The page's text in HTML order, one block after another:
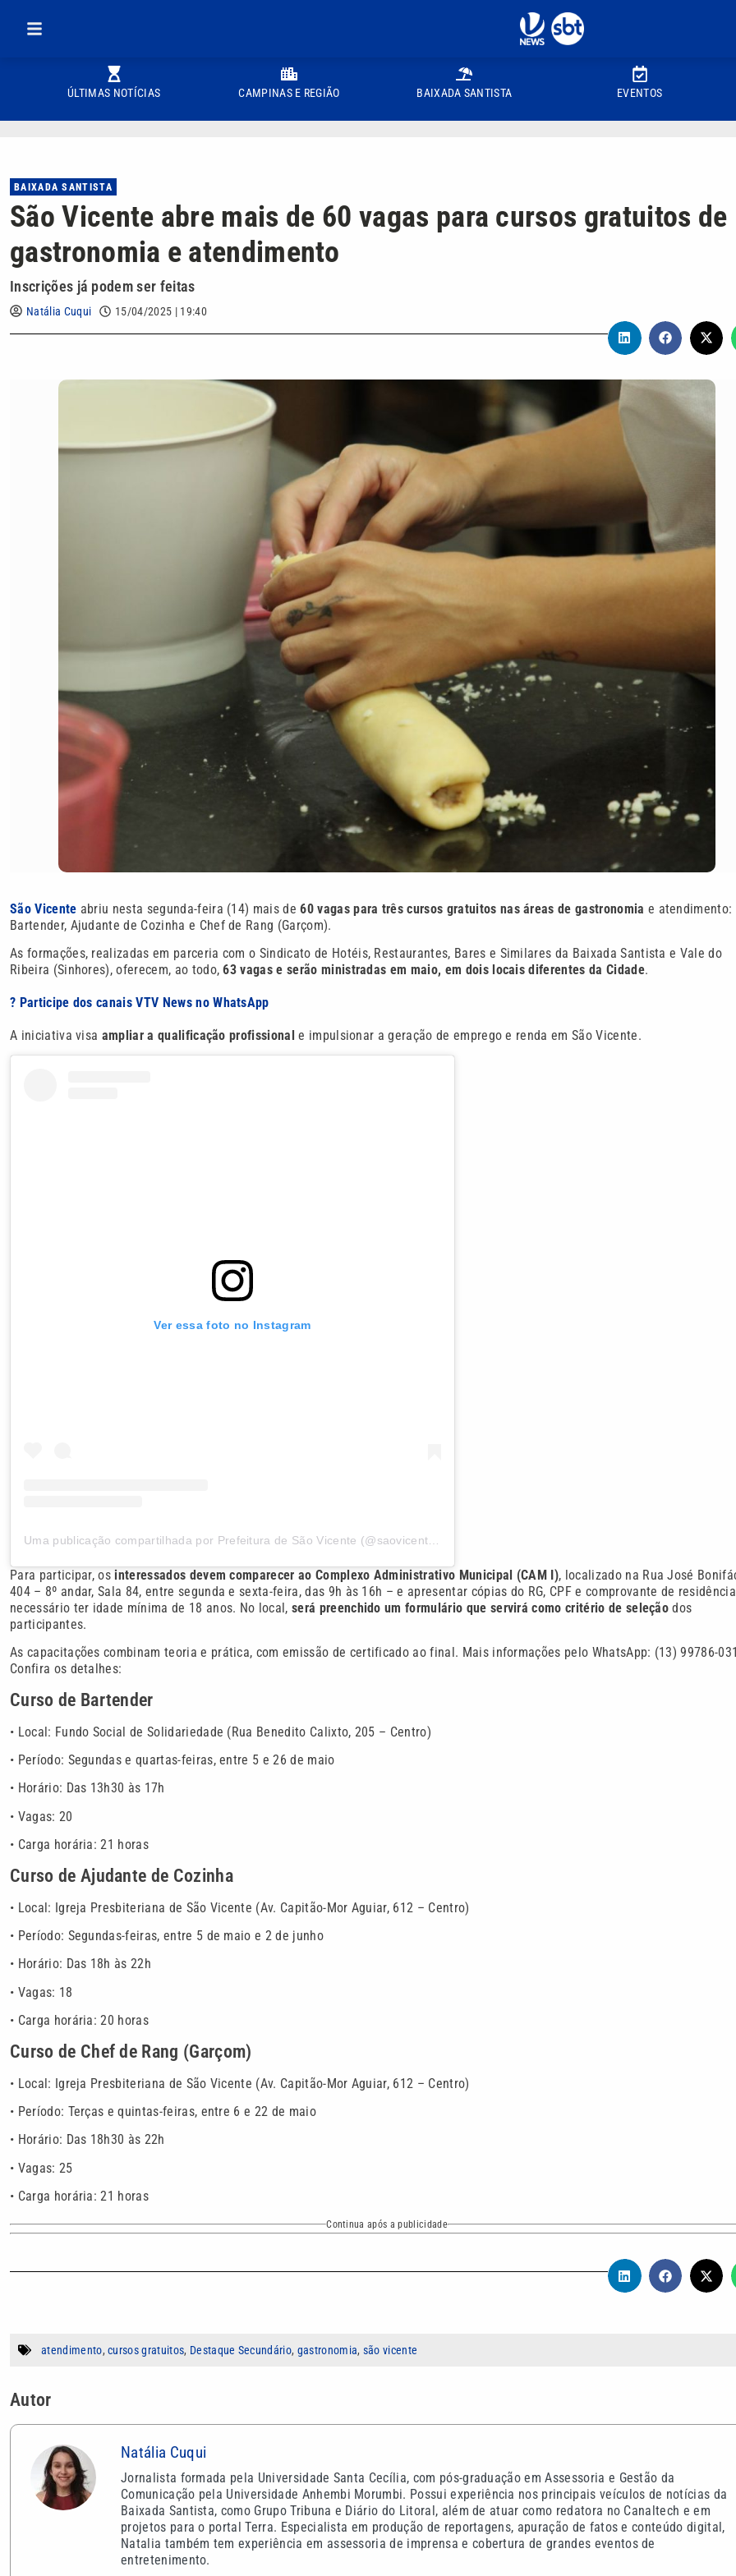
ÚLTIMAS NOTÍCIAS CAMPINAS E REGIÃO BAIXADA SANTISTA EVENTOS
BAIXADA SANTISTA
São Vicente abre mais de 60 vagas para cursos gratuitos de
gastronomia e atendimento
Inscrições já podem ser feitas
Natália Cuqui 15/04/2025 | 19:40
São Vicente abriu nesta segunda-feira (14) mais de60 vagas para três cursos gratuitos nas áreas de gastronomia e atendimento:
Bartender, Ajudante de Cozinha e Chef de Rang (Garçom).
As formações, realizadas em parceria com o Sindicato de Hotéis, Restaurantes, Bares e Similares da Baixada Santista e Vale do
Ribeira (Sinhores), oferecem, ao todo,63 vagas e serão ministradas em maio, em dois locais diferentes da Cidade.
? Participe dos canais VTV News no WhatsApp
A iniciativa visa ampliar a qualificação profissional e impulsionar a geração de emprego e renda em São Vicente.
Ver essa foto no Instagram
Para participar, os interessados devem comparecer ao Complexo Administrativo Municipal (CAM I), localizado na Rua José
404 – 8º andar, Sala 84, entre segunda e sexta-feira, das 9h às 16h – e apresentar cópias do RG, CPF e comprovante de
necessário ter idade mínima de 18 anos. No local,será preenchido um formulário que servirá como critério de seleção dos
participantes.
As capacitações combinam teoria e prática, com emissão de certificado ao final. Mais informações pelo WhatsApp: (13) 99786-
Confira os detalhes:
Curso de Bartender
• Local: Fundo Social de Solidariedade (Rua Benedito Calixto, 205 – Centro)
• Período: Segundas e quartas-feiras, entre 5 e 26 de maio
• Horário: Das 13h30 às 17h
• Vagas: 20
• Carga horária: 21 horas
Curso de Ajudante de Cozinha
• Local: Igreja Presbiteriana de São Vicente (Av. Capitão-Mor Aguiar, 612 – Centro)
• Período: Segundas-feiras, entre 5 de maio e 2 de junho
• Horário: Das 18h às 22h
• Vagas: 18
• Carga horária: 20 horas
Curso de Chef de Rang (Garçom)
• Local: Igreja Presbiteriana de São Vicente (Av. Capitão-Mor Aguiar, 612 – Centro)
• Período: Terças e quintas-feiras, entre 6 e 22 de maio
• Horário: Das 18h30 às 22h
• Vagas: 25
• Carga horária: 21 horas
Continua após a publicidade
atendimento,cursos gratuitos, Destaque Secundário, gastronomia, são vicente
Autor
Natália Cuqui
Jornalista formada pela Universidade Santa Cecília, com pós-graduação em Assessoria e Gestão da
Comunicação pela Universidade Anhembi Morumbi. Possui experiência nos principais veículos de notícias da
Baixada Santista, como Grupo Tribuna e Diário do Litoral, além de atuar como redatora no Canaltech e em
projetos para o portal Terra. Especialista em produção de reportagens, apuração de fatos e conteúdo digital,
Natalia também tem experiência em assessoria de imprensa e cobertura de grandes eventos de
entretenimento.